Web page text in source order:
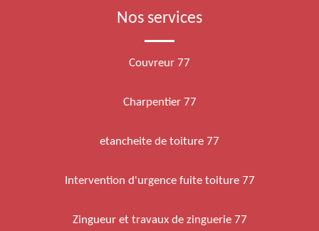
Nos services
Couvreur 77
Charpentier 77
etancheite de toiture 77
Intervention d'urgence fuite toiture 77
Zingueur et travaux de zinguerie 77